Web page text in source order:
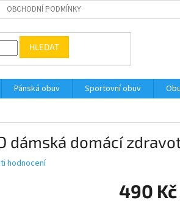
OBCHODNÍ PODMÍNKY
HLEDAT
Pánská obuv Sportovní obuv
dámská domácí
hodnocení
490 Kč